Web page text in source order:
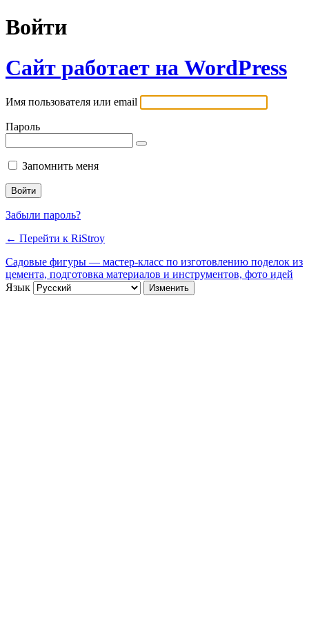
Войти
Сайт работает на WordPress
Имя пользователя или email
Пароль
Запомнить меня
Забыли пароль?
← Перейти к RiStroy
Садовые фигуры — мастер-класс по изготовлению поделок из
цемента, подготовка материалов и инструментов, фото идей
Язык